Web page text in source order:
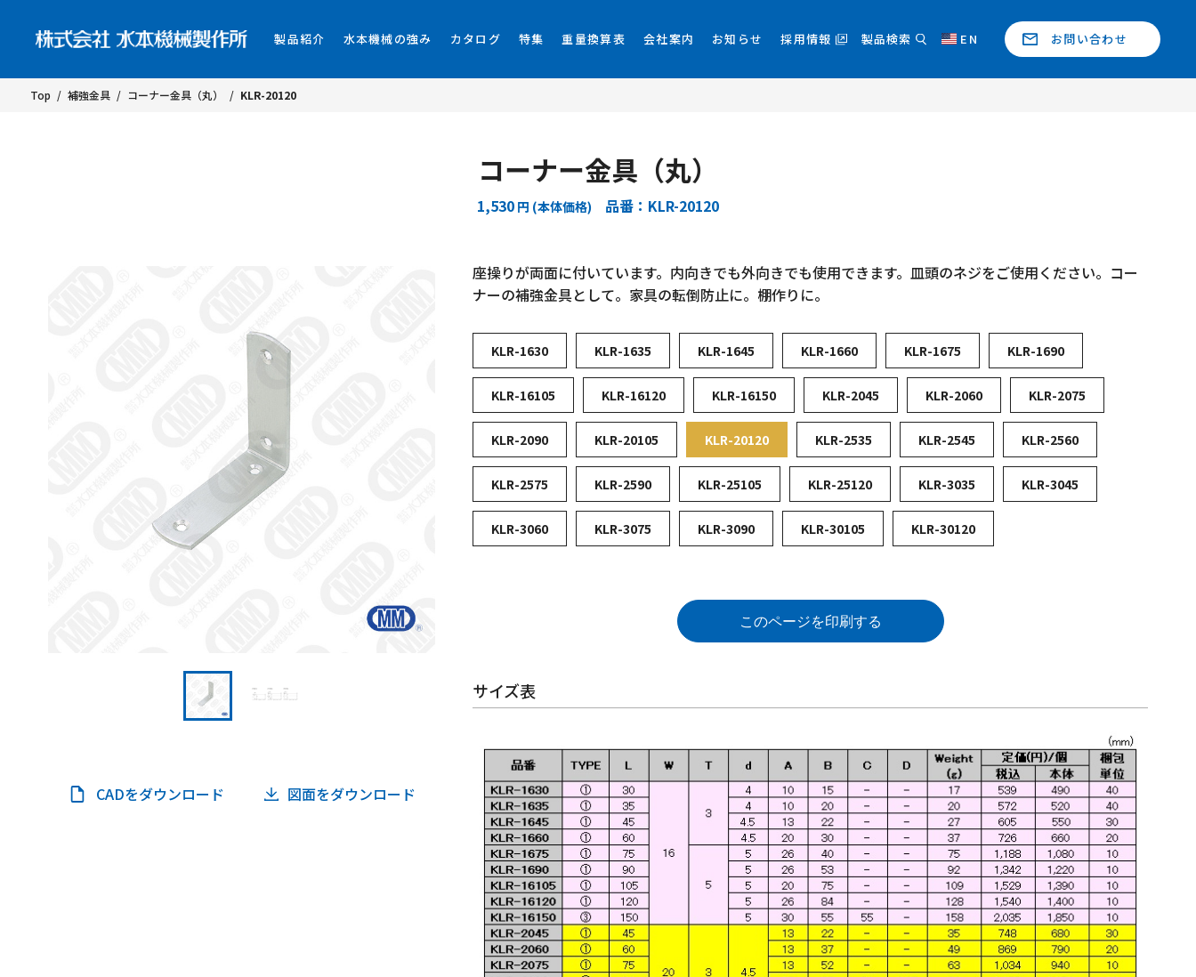
製品紹介 水本機械の強み カタログ 特集 重量換算表 会社案内 お知らせ 採用情報 製品検索 EN お問い合わせ
Top / 補強金具 / コーナー金具（丸） / KLR-20120
コーナー金具（丸）
1,530 円 (本体価格) 品番：KLR-20120
CADをダウンロード 図面をダウンロード
座操りが両面に付いています。内向きでも外向きでも使用できます。皿頭のネジをご使用ください。コー
ナーの補強金具として。家具の転倒防止に。棚作りに。
KLR-1630 KLR-1635 KLR-1645 KLR-1660 KLR-1675 KLR-1690
KLR-16105 KLR-16120 KLR-16150 KLR-2045 KLR-2060 KLR-2075
KLR-2090 KLR-20105 KLR-20120 KLR-2535 KLR-2545 KLR-2560
KLR-2575 KLR-2590 KLR-25105 KLR-25120 KLR-3035 KLR-3045
KLR-3060 KLR-3075 KLR-3090 KLR-30105 KLR-30120
このページを印刷する
サイズ表